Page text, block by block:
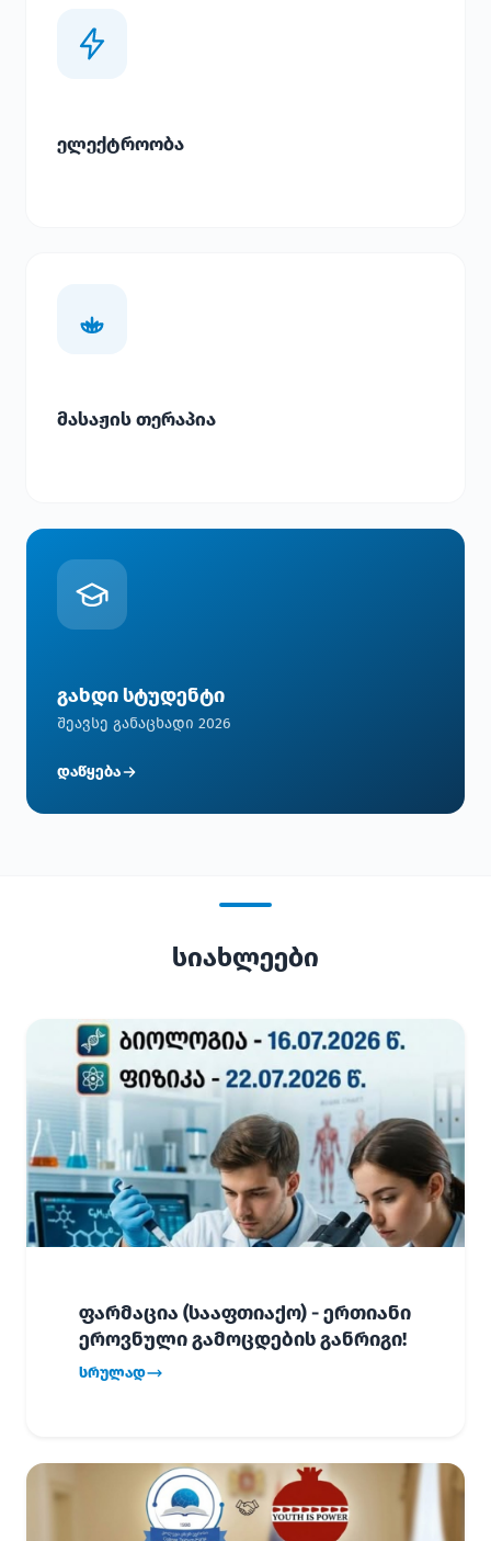
ელექტროობა
მასაჟის თერაპია
გახდი სტუდენტი
შეავსე განაცხადი 2026
დაწყება
სიახლეები
ფარმაცია (სააფთიაქო) - ერთიანი
ეროვნული გამოცდების განრიგი!
სრულად